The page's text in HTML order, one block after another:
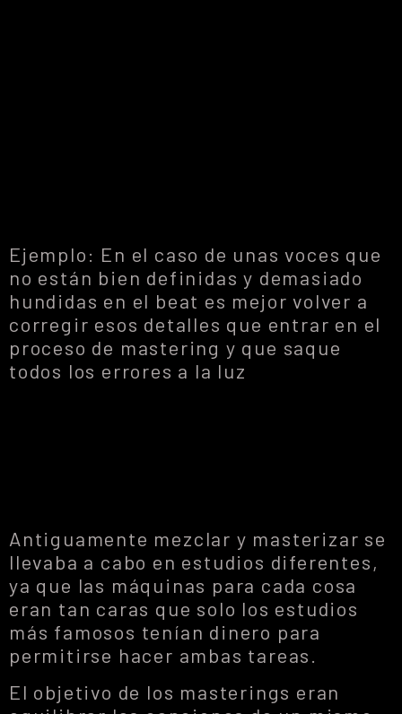
Ejemplo: En el caso de unas voces que
no están bien definidas y demasiado
hundidas en el beat es mejor volver a
corregir esos detalles que entrar en el
proceso de mastering y que saque
todos los errores a la luz
Antiguamente mezclar y masterizar se
llevaba a cabo en estudios diferentes,
ya que las máquinas para cada cosa
eran tan caras que solo los estudios
más famosos tenían dinero para
permitirse hacer ambas tareas.
El objetivo de los masterings eran